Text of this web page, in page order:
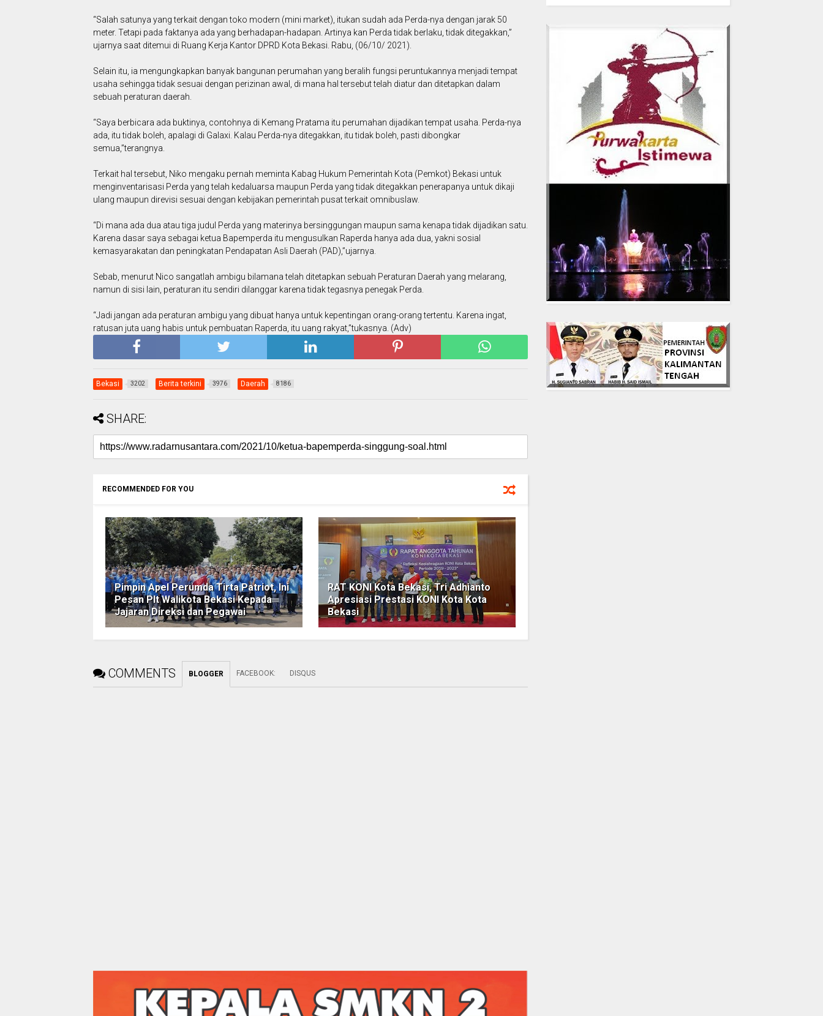
“Salah satunya yang terkait dengan toko modern (mini market), itukan sudah ada Perda-nya dengan jarak 50
meter. Tetapi pada faktanya ada yang berhadapan-hadapan. Artinya kan Perda tidak berlaku, tidak ditegakkan,”
ujarnya saat ditemui di Ruang Kerja Kantor DPRD Kota Bekasi. Rabu, (06/10/ 2021).
Selain itu, ia mengungkapkan banyak bangunan perumahan yang beralih fungsi peruntukannya menjadi tempat
usaha sehingga tidak sesuai dengan perizinan awal, di mana hal tersebut telah diatur dan ditetapkan dalam
sebuah peraturan daerah.
“Saya berbicara ada buktinya, contohnya di Kemang Pratama itu perumahan dijadikan tempat usaha. Perda-nya
ada, itu tidak boleh, apalagi di Galaxi. Kalau Perda-nya ditegakkan, itu tidak boleh, pasti dibongkar
semua,”terangnya.
Terkait hal tersebut, Niko mengaku pernah meminta Kabag Hukum Pemerintah Kota (Pemkot) Bekasi untuk
menginventarisasi Perda yang telah kedaluarsa maupun Perda yang tidak ditegakkan penerapanya untuk dikaji
ulang maupun direvisi sesuai dengan kebijakan pemerintah pusat terkait omnibuslaw.
“Di mana ada dua atau tiga judul Perda yang materinya bersinggungan maupun sama kenapa tidak dijadikan satu.
Karena dasar saya sebagai ketua Bapemperda itu mengusulkan Raperda hanya ada dua, yakni sosial
kemasyarakatan dan peningkatan Pendapatan Asli Daerah (PAD),”ujarnya.
Sebab, menurut Nico sangatlah ambigu bilamana telah ditetapkan sebuah Peraturan Daerah yang melarang,
namun di sisi lain, peraturan itu sendiri dilanggar karena tidak tegasnya penegak Perda.
“Jadi jangan ada peraturan ambigu yang dibuat hanya untuk kepentingan orang-orang tertentu. Karena ingat,
ratusan juta uang habis untuk pembuatan Raperda, itu uang rakyat,”tukasnya. (Adv)
Bekasi 3202 Berita terkini 3976 Daerah 8186
SHARE:
RECOMMENDED FOR YOU
Pimpin Apel Perumda Tirta Patriot, Ini
Pesan Plt Walikota Bekasi Kepada
Jajaran Direksi dan Pegawai
RAT KONI Kota Bekasi, Tri Adhianto
Apresiasi Prestasi KONI Kota Kota
Bekasi
COMMENTS BLOGGER FACEBOOK: DISQUS